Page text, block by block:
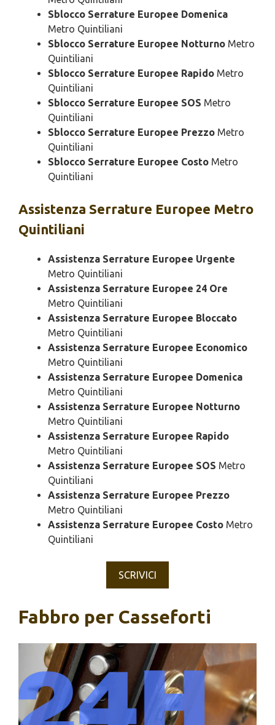
Sblocco Serrature Europee Domenica
Metro Quintiliani
Sblocco Serrature Europee Notturno Metro
Quintiliani
Sblocco Serrature Europee Rapido Metro
Quintiliani
Sblocco Serrature Europee SOS Metro
Quintiliani
Sblocco Serrature Europee Prezzo Metro
Quintiliani
Sblocco Serrature Europee Costo Metro
Quintiliani
Assistenza Serrature Europee Metro
Quintiliani
Assistenza Serrature Europee Urgente
Metro Quintiliani
Assistenza Serrature Europee 24 Ore
Metro Quintiliani
Assistenza Serrature Europee Bloccato
Metro Quintiliani
Assistenza Serrature Europee Economico
Metro Quintiliani
Assistenza Serrature Europee Domenica
Metro Quintiliani
Assistenza Serrature Europee Notturno
Metro Quintiliani
Assistenza Serrature Europee Rapido
Metro Quintiliani
Assistenza Serrature Europee SOS Metro
Quintiliani
Assistenza Serrature Europee Prezzo
Metro Quintiliani
Assistenza Serrature Europee Costo Metro
Quintiliani
SCRIVICI
Fabbro per Casseforti